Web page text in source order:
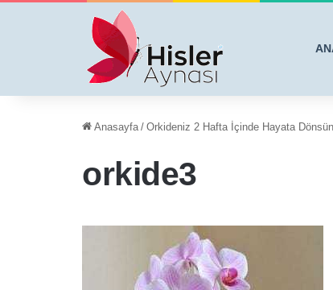
Anasayfa / Orkideniz 2 Hafta İçinde Hayata Dönsün
orkide3